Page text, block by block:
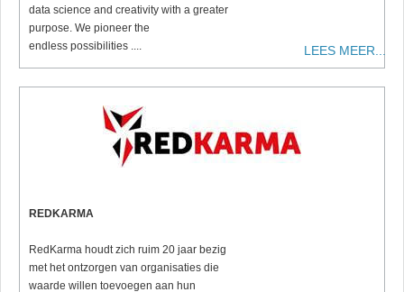
data science and creativity with a greater
purpose. We pioneer the
endless possibilities ....
LEES MEER...
REDKARMA
RedKarma houdt zich ruim 20 jaar bezig
met het ontzorgen van organisaties die
waarde willen toevoegen aan hun